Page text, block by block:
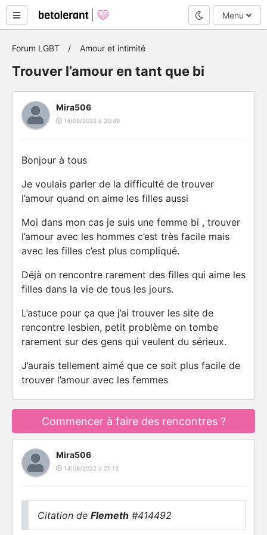
Mode nuit
Menu
Forum LGBT Amour et intimité
Trouver l’amour en tant que bi
Mira506
14/08/2022 à 20:49
Bonjour à tous
Je voulais parler de la difficulté de trouver
l’amour quand on aime les filles aussi
Moi dans mon cas je suis une femme bi , trouver
l’amour avec les hommes c’est très facile mais
avec les filles c’est plus compliqué.
Déjà on rencontre rarement des filles qui aime les
filles dans la vie de tous les jours.
L’astuce pour ça que j’ai trouver les site de
rencontre lesbien, petit problème on tombe
rarement sur des gens qui veulent du sérieux.
J’aurais tellement aimé que ce soit plus facile de
trouver l’amour avec les femmes
Commencer à faire des rencontres ?
Mira506
14/08/2022 à 21:13
Citation de Flemeth #414492